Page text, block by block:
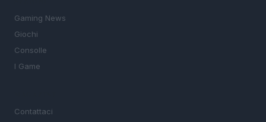
Gaming News
Giochi
Consolle
I Game
Contattaci